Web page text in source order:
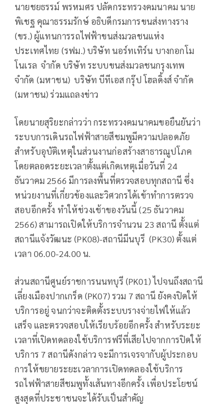
นายชยธรรม์ พรหมศร ปลัดกระทรวงคมนาคม นาย
พิเชฐ คุณาธรรมรักษ์ อธิบดีกรมการขนส่งทางราง
(ขร.) ผู้แทนการรถไฟฟ้าขนส่งมวลชนแห่ง
ประเทศไทย (รฟม.) บริษัท นอร์ทเทิร์น บางกอกโม
โนเรล จำกัด บริษัท ระบบขนส่งมวลชนกรุงเทพ
จำกัด (มหาชน) บริษัท บีทีเอส กรุ๊ป โฮลดิ้งส์ จำกัด
(มหาชน) ร่วมแถลงข่าว
โดยนายสุริยะกล่าวว่า กระทรวงคมนาคมขอยืนยันว่า
ระบบการเดินรถไฟฟ้าสายสีชมพูมีความปลอดภัย
สำหรับอุบัติเหตุในส่วนงานก่อสร้างสาธารณูปโภค
โดยตลอดระยะเวลาตั้งแต่เกิดเหตุเมื่อวันที่ 24
ธันวาคม 2566 มีการลงพื้นที่ตรวจสอบทุกสถานี ซึ่ง
หน่วยงานที่เกี่ยวข้องและวิศวกรได้เข้าทำการตรวจ
สอบอีกครั้ง ทำให้ช่วงเช้าของวันนี้ (25 ธันวาคม
2566) สามารถเปิดให้บริการจำนวน 23 สถานี ตั้งแต่
สถานีแจ้งวัฒนะ (PK08)-สถานีมีนบุรี (PK30) ตั้งแต่
เวลา 06.00-24.00 น.
ส่วนสถานีศูนย์ราชการนนทบุรี (PK01) ไปจนถึงสถานี
เลี่ยงเมืองปากเกร็ด (PK07) รวม 7 สถานี ยังคงปิดให้
บริการอยู่ จนกว่าจะติดตั้งระบบรางจ่ายไฟให้แล้ว
เสร็จ และตรวจสอบให้เรียบร้อยอีกครั้ง สำหรับระยะ
เวลาที่เปิดทดลองใช้บริการฟรีที่เสียไปจากการปิดให้
บริการ 7 สถานีดังกล่าว จะมีการเจรจากับผู้ประกอบ
การให้ขยายระยะเวลาการเปิดทดลองใช้บริการ
รถไฟฟ้าสายสีชมพูทั้งเส้นทางอีกครั้ง เพื่อประโยชน์
สูงสุดที่ประชาชนจะได้รับเป็นสำคัญ